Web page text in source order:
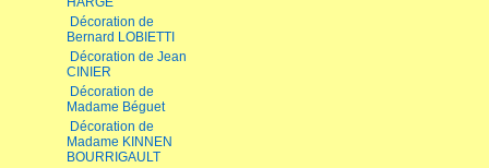
Décoration de
Bernard LOBIETTI
Décoration de Jean
CINIER
Décoration de
Madame Béguet
Décoration de
Madame KINNEN
BOURRIGAULT